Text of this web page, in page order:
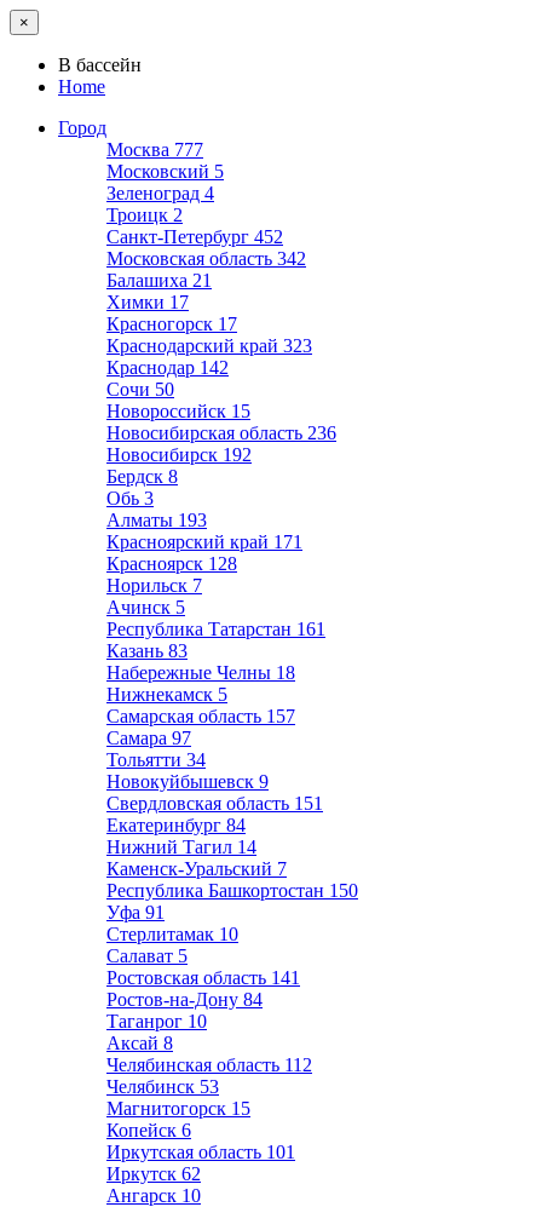
×
В бассейн
Home
Город
Москва 777
Московский 5
Зеленоград 4
Троицк 2
Санкт-Петербург 452
Московская область 342
Балашиха 21
Химки 17
Красногорск 17
Краснодарский край 323
Краснодар 142
Сочи 50
Новороссийск 15
Новосибирская область 236
Новосибирск 192
Бердск 8
Обь 3
Алматы 193
Красноярский край 171
Красноярск 128
Норильск 7
Ачинск 5
Республика Татарстан 161
Казань 83
Набережные Челны 18
Нижнекамск 5
Самарская область 157
Самара 97
Тольятти 34
Новокуйбышевск 9
Свердловская область 151
Екатеринбург 84
Нижний Тагил 14
Каменск-Уральский 7
Республика Башкортостан 150
Уфа 91
Стерлитамак 10
Салават 5
Ростовская область 141
Ростов-на-Дону 84
Таганрог 10
Аксай 8
Челябинская область 112
Челябинск 53
Магнитогорск 15
Копейск 6
Иркутская область 101
Иркутск 62
Ангарск 10